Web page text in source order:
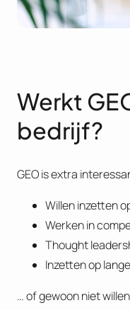
Werkt
bedrijf?
GEO is extra
Willen inzetten
Werken in
Thought
Inzetten op
… of gewoon niet